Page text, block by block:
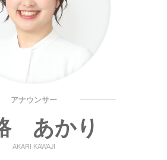
アナウンサー
あかり
AKARI KAWAJI